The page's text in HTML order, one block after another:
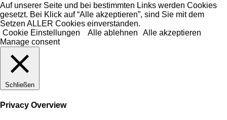
Auf unserer Seite und bei bestimmten Links werden Cookies
gesetzt. Bei Klick auf “Alle akzeptieren”, sind Sie mit dem
Setzen ALLER Cookies einverstanden.
Cookie Einstellungen
Alle ablehnen
Alle akzeptieren
Manage consent
Schließen
Privacy Overview